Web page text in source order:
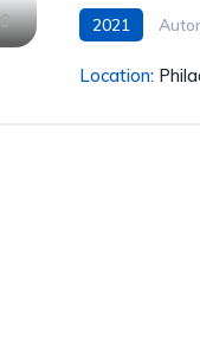
6 2021
Location: